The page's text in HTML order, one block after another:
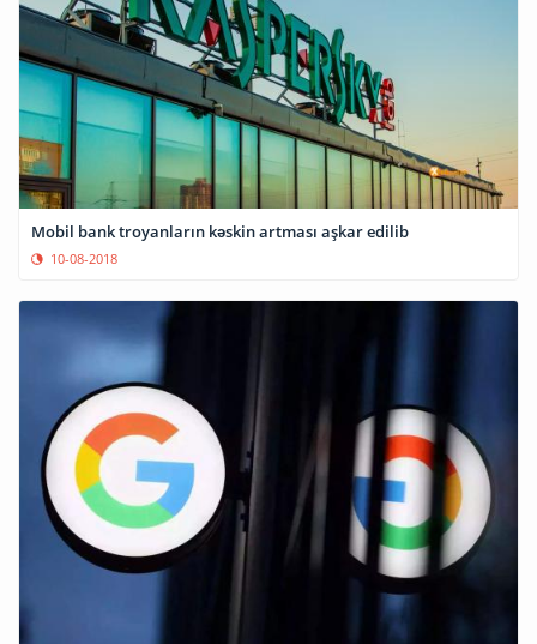
Mobil bank troyanların kəskin artması aşkar edilib
10-08-2018